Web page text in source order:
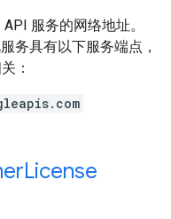
服务的网络地址。
务具有以下服务端点，
：
License